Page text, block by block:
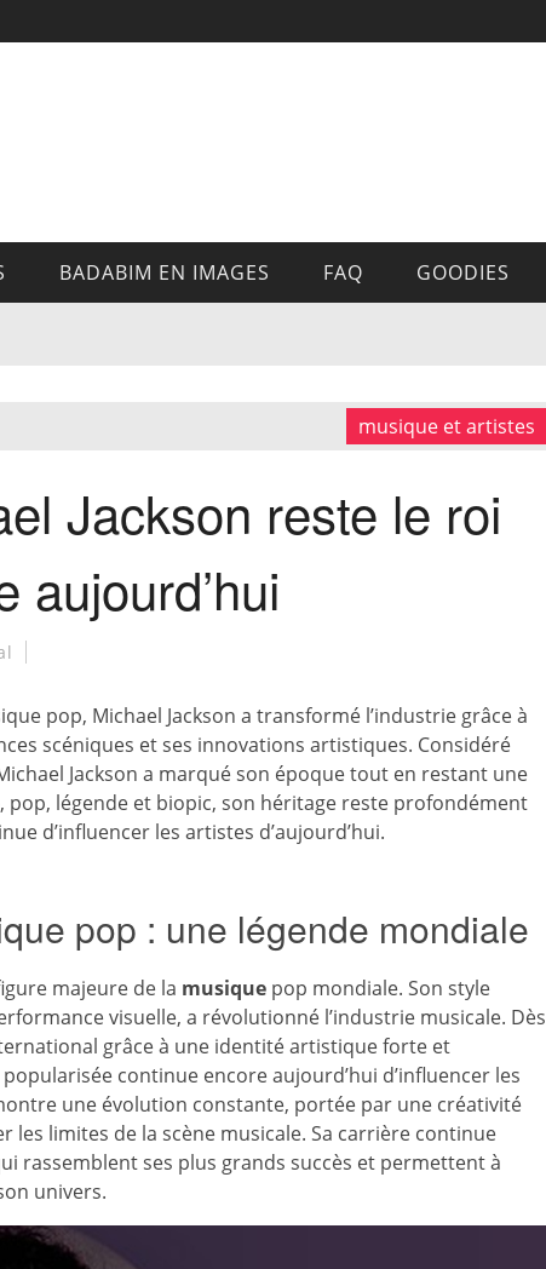
BADABIM EN IMAGES FAQ GOODIES
musique et artistes
Jackson reste le roi
aujourd’hui
pop, Michael Jackson a transformé l’industrie grâce à
scéniques et ses innovations artistiques. Considéré
Jackson a marqué son époque tout en restant une
légende et biopic, son héritage reste profondément
d’influencer les artistes d’aujourd’hui.
pop : une légende mondiale
majeure de la musique pop mondiale. Son style
visuelle, a révolutionné l’industrie musicale. Dès
grâce à une identité artistique forte et
continue encore aujourd’hui d’influencer les
une évolution constante, portée par une créativité
les limites de la scène musicale. Sa carrière continue
rassemblent ses plus grands succès et permettent à
univers.